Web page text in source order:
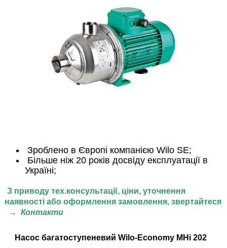
Зроблено в Європі компанією Wilo SE;
Більше ніж 20 років досвіду експлуатації в
Україні;
З приводу тех.консультації, ціни, уточнення
наявності або оформлення замовлення, звертайтеся
→
Контакти
Насос багатоступеневий Wilo-Economy MHi 202